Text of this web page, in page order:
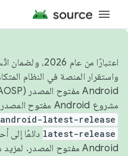
اعتبارًا من عام
واستقرار المنصة في النظام
مشروع Android مفتوح المصدر والمساهمة فيه، استخدِم
android-latest-release
latest-release دائمًا إلى
Android مفتوح المصدر. لمزيد من المعلومات، يُرجى الاطّلاع على